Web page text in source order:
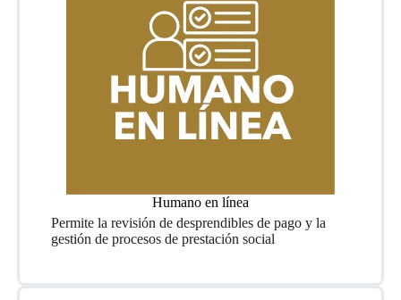
Humano en línea
Permite la revisión de desprendibles de pago y la
gestión de procesos de prestación social